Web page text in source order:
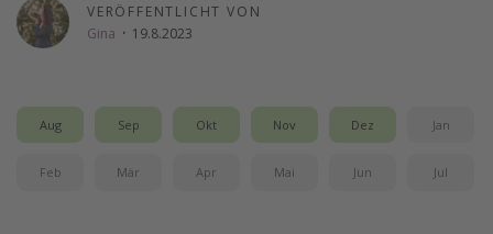
Singlereisen
Strandurlaub
Hotels in Hamburg
VERÖFFENTLICHT VON
Gina · 19.8.2023
Aug Sep Okt Nov Dez Jan
Feb Mär Apr Mai Jun Jul